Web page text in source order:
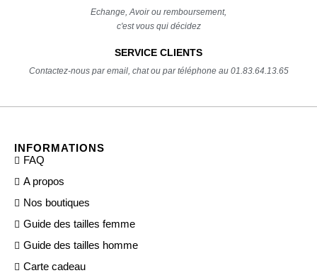
Echange, Avoir ou remboursement,
c'est vous qui décidez
SERVICE CLIENTS
Contactez-nous par email, chat ou par téléphone au 01.83.64.13.65
INFORMATIONS
FAQ
A propos
Nos boutiques
Guide des tailles femme
Guide des tailles homme
Carte cadeau